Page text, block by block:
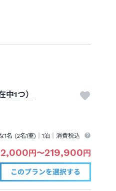
1つ）
1名 (2名1室)｜1泊 ｜消費税込
円〜219,900円
このプランを選択する